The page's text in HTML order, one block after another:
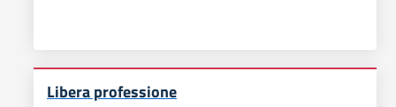
Libera professione